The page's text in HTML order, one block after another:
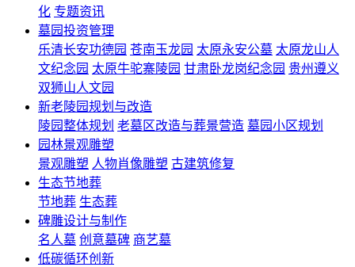
化 专题资讯
墓园投资管理
乐清长安功德园 苍南玉龙园 太原永安公墓 太原龙山人
文纪念园 太原牛驼寨陵园 甘肃卧龙岗纪念园 贵州遵义
双狮山人文园
新老陵园规划与改造
陵园整体规划 老墓区改造与葬景营造 墓园小区规划
园林景观雕塑
景观雕塑 人物肖像雕塑 古建筑修复
生态节地葬
节地葬 生态葬
碑雕设计与制作
名人墓 创意墓碑 商艺墓
低碳循环创新